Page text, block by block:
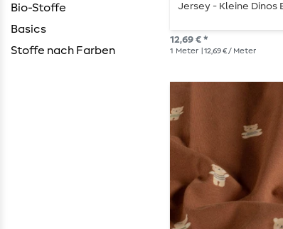
Bio-Stoffe
Basics
Stoffe nach Farben
Jersey - Kleine Dinos
12,69 € *
1 Meter | 12,69 € / Meter